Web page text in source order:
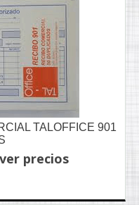
TALOFFICE 901
precios